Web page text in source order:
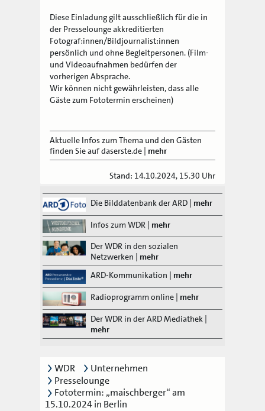
Diese Einladung gilt ausschließlich für die in
der Presselounge akkreditierten
Fotograf:innen/Bildjournalist:innen
persönlich und ohne Begleitpersonen. (Film-
und Videoaufnahmen bedürfen der
vorherigen Absprache.
Wir können nicht gewährleisten, dass alle
Gäste zum Fototermin erscheinen)
Aktuelle Infos zum Thema und den Gästen
finden Sie auf daserste.de | mehr
Stand: 14.10.2024, 15.30 Uhr
Die Bilddatenbank der ARD | mehr
Infos zum WDR | mehr
Der WDR in den sozialen
Netzwerken | mehr
ARD-Kommunikation | mehr
Radioprogramm online | mehr
Der WDR in der ARD Mediathek |
mehr
WDR
Unternehmen
Presselounge
Fototermin: „maischberger“ am
15.10.2024 in Berlin